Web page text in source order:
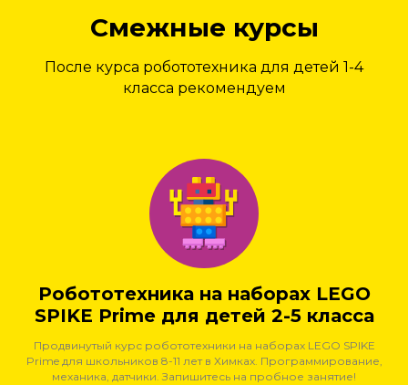
Смежные курсы
После курса робототехника для детей 1-4
класса рекомендуем
Робототехника на наборах LEGO
SPIKE Prime для детей 2-5 класса
Продвинутый курс робототехники на наборах LEGO SPIKE
Prime для школьников 8-11 лет в Химках. Программирование,
механика, датчики. Запишитесь на пробное занятие!